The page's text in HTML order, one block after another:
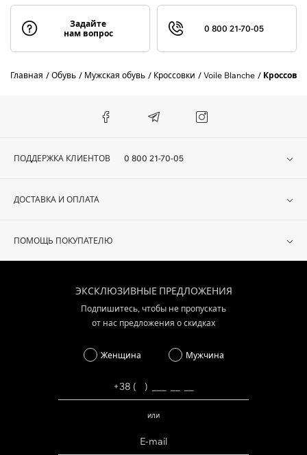
Задайте
нам вопрос
0 800 21-70-05
Главная Обувь Мужская обувь Кроссовки Voile Blanche
ПОДДЕРЖКА КЛИЕНТОВ 0 800 21-70-05
ДОСТАВКА И ОПЛАТА
ПОМОЩЬ ПОКУПАТЕЛЮ
ЭКСКЛЮЗИВНЫЕ ПРЕДЛОЖЕНИЯ
Подпишитесь, чтобы не пропускать
от нас предложения о скидках
Женщина Мужчина
или